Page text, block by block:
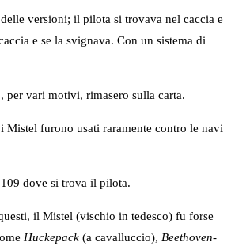
delle versioni; il pilota si trovava nel caccia e
e se la svignava. Con un sistema di
per vari motivi, rimasero sulla carta.
Mistel furono usati raramente contro le navi
dove si trova il pilota.
il Mistel (vischio in tedesco) fu forse
Huckepack (a cavalluccio), Beethoven-